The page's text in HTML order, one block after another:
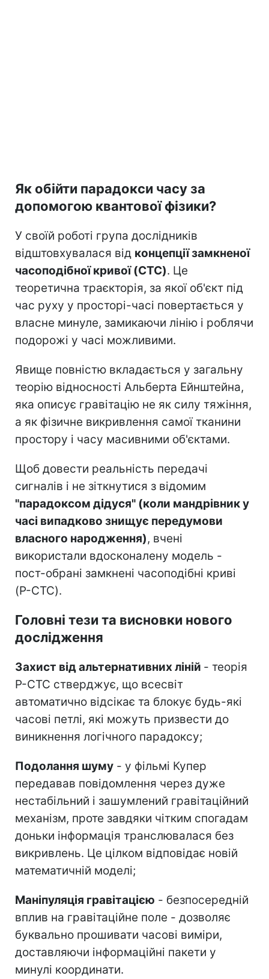
Як обійти парадокси часу за
допомогою квантової фізики?
У своїй роботі група дослідників
відштовхувалася від концепції замкненої
часоподібної кривої (CTC). Це
теоретична траєкторія, за якої об'єкт під
час руху у просторі-часі повертається у
власне минуле, замикаючи лінію і роблячи
подорожі у часі можливими.
Явище повністю вкладається у загальну
теорію відносності Альберта Ейнштейна,
яка описує гравітацію не як силу тяжіння,
а як фізичне викривлення самої тканини
простору і часу масивними об'єктами.
Щоб довести реальність передачі
сигналів і не зіткнутися з відомим
"парадоксом дідуся" (коли мандрівник у
часі випадково знищує передумови
власного народження), вчені
використали вдосконалену модель -
пост-обрані замкнені часоподібні криві
(P-CTC).
Головні тези та висновки нового
дослідження
Захист від альтернативних ліній - теорія
P-CTC стверджує, що всесвіт
автоматично відсікає та блокує будь-які
часові петлі, які можуть призвести до
виникнення логічного парадоксу;
Подолання шуму - у фільмі Купер
передавав повідомлення через дуже
нестабільний і зашумлений гравітаційний
механізм, проте завдяки чітким спогадам
доньки інформація транслювалася без
викривлень. Це цілком відповідає новій
математичній моделі;
Маніпуляція гравітацією - безпосередній
вплив на гравітаційне поле - дозволяє
буквально прошивати часові виміри,
доставляючи інформаційні пакети у
минулі координати.